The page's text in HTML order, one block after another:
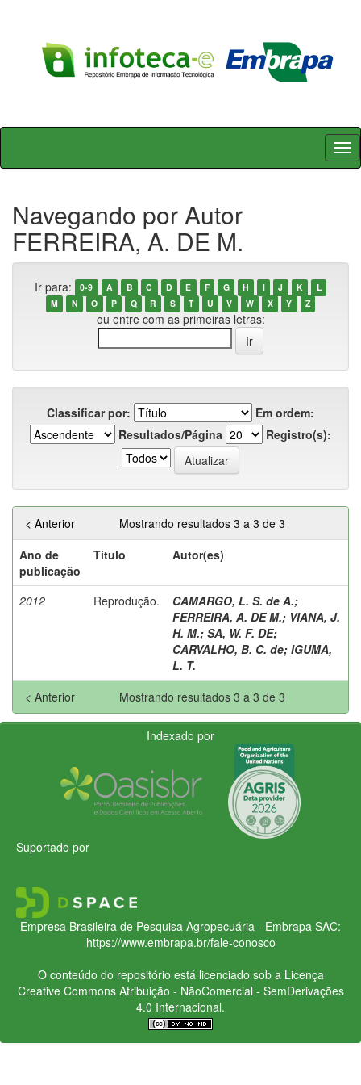
Skip
Navegando por Autor
FERREIRA, A. DE M.
Ir para: 0-9 A B C D E F G H I J K
L
M
N O P Q R S T U V W X Y Z
ou entre com as primeiras letras:
Classificar por:
Em ordem:
Resultados/Página
Registro(s):
Mostrando resultados 3 a 3 de 3
< Anterior
Ano de
publicação
Título Autor(es)
2012 Reprodução. CAMARGO, L. S. de A.;
FERREIRA, A. DE M.; VIANA, J.
H. M.; SA, W. F. DE;
CARVALHO, B. C. de; IGUMA,
L. T.
Mostrando resultados 3 a 3 de 3
< Anterior
Indexado por
Suportado por
Empresa Brasileira de Pesquisa Agropecuária - Embrapa SAC:
https://www.embrapa.br/fale-conosco
O conteúdo do repositório está licenciado sob a Licença
Creative CommonsAtribuição - NãoComercial - SemDerivações
4.0 Internacional.